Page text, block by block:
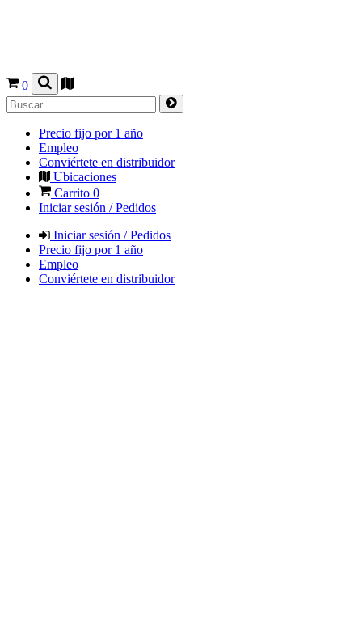
0
Precio fijo por 1 año
Empleo
Conviértete en distribuidor
Ubicaciones
Carrito 0
Iniciar sesión / Pedidos
Iniciar sesión / Pedidos
Precio fijo por 1 año
Empleo
Conviértete en distribuidor